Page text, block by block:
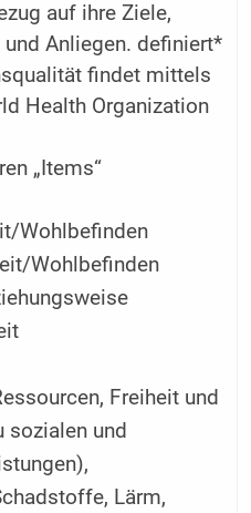
auf ihre Ziele,
und Anliegen. definiert*
findet mittels
Health Organization
„Items“
Wohlbefinden
Wohlbefinden
Freiheit und
sozialen und
Lärm,